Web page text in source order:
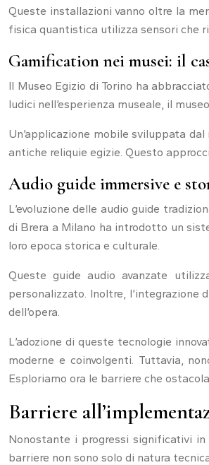
Queste installazioni vanno oltre la
fisica quantistica utilizza sensori che
Gamification nei musei: il
Il Museo Egizio di Torino ha
ludici nell’esperienza museale, il
Un’applicazione mobile sviluppata
antiche reliquie egizie. Questo
Audio guide immersive e
L’evoluzione delle audio guide
di Brera a Milano ha introdotto un
loro epoca storica e culturale.
Queste guide audio avanzate
personalizzato. Inoltre,
dell’opera.
L’adozione di queste tecnologie
moderne e coinvolgenti. Tuttavia,
Esploriamo ora le barriere che
Barriere
Nonostante i progressi significativi
barriere non sono solo di natura